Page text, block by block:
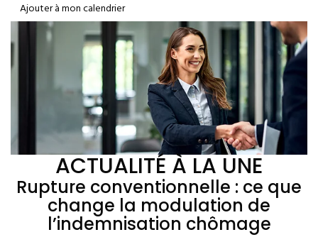
Ajouter à mon calendrier
ACTUALITÉ À LA UNE
Rupture conventionnelle : ce que
change la modulation de
l’indemnisation chômage